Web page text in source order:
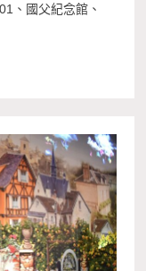
、國父紀念館、